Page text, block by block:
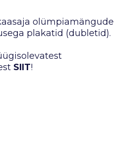
olümpiamängude
plakatid (dubletid).
SIIT!